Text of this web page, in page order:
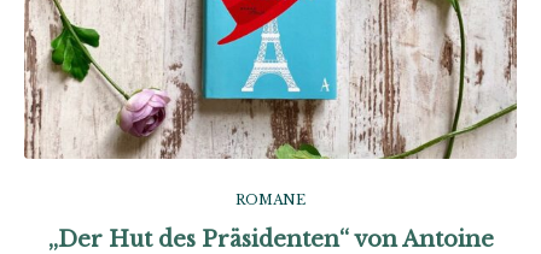
ROMANE
„Der Hut des Präsidenten“ von Antoine